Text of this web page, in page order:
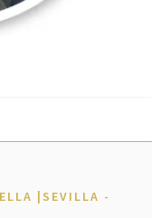
|SEVILLA